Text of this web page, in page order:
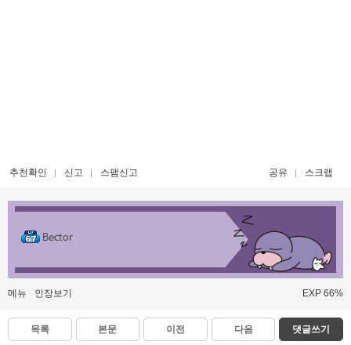
추천확인 신고 스팸신고 공유 스크랩
Bector
메뉴 인장보기 EXP 66%
목록 본문 이전 다음 댓글쓰기